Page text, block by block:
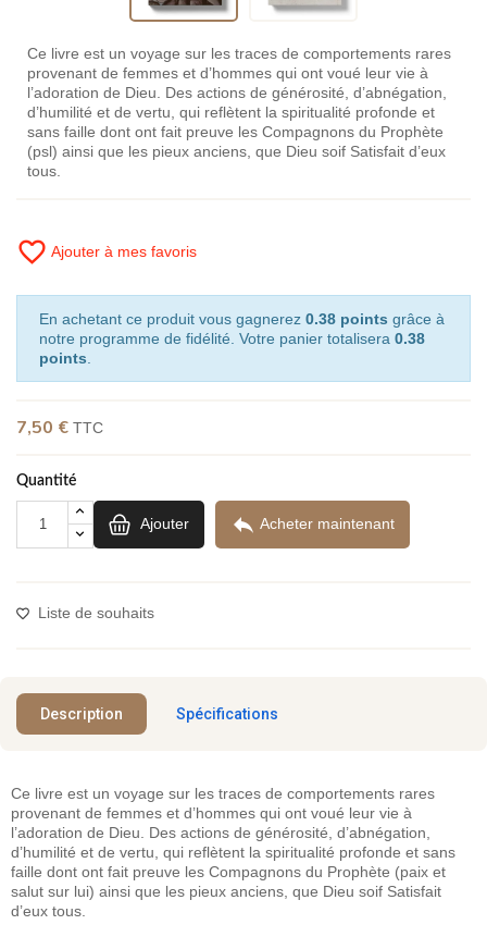
Ce livre est un voyage sur les traces de comportements rares
provenant de femmes et d’hommes qui ont voué leur vie à
l’adoration de Dieu. Des actions de générosité, d’abnégation,
d’humilité et de vertu, qui reflètent la spiritualité profonde et
sans faille dont ont fait preuve les Compagnons du Prophète
(psl) ainsi que les pieux anciens, que Dieu soif Satisfait d’eux
tous.
favorite_border Ajouter à mes favoris
En achetant ce produit vous gagnerez 0.38 points grâce à
notre programme de fidélité. Votre panier totalisera 0.38
points
7,50 € TTC
Quantité
Ajouter  Acheter maintenant
Liste de souhaits
Description Spécifications
Ce livre est un voyage sur les traces de comportements rares
provenant de femmes et d’hommes qui ont voué leur vie à
l’adoration de Dieu. Des actions de générosité, d’abnégation,
d’humilité et de vertu, qui reflètent la spiritualité profonde et sans
faille dont ont fait preuve les Compagnons du Prophète (paix et
salut sur lui) ainsi que les pieux anciens, que Dieu soif Satisfait
d’eux tous.